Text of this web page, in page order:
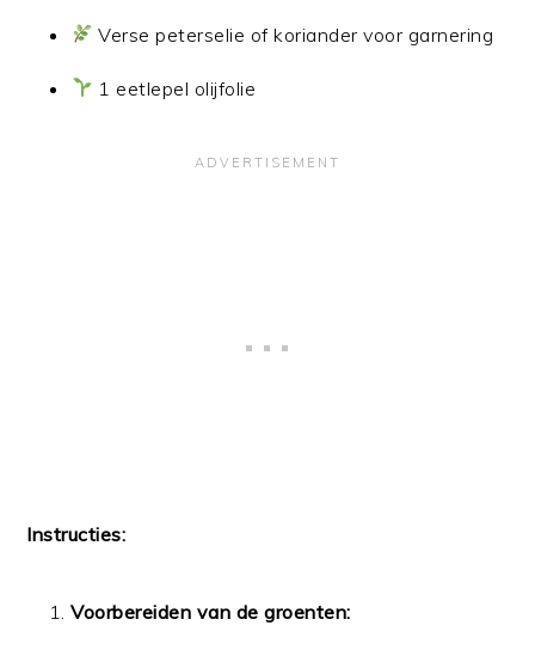
Verse peterselie of koriander voor garnering
1 eetlepel olijfolie
Instructies:
Voorbereiden van de groenten: